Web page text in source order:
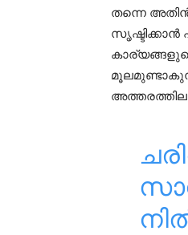
തന്നെ
സൃഷ്ടിക്കാൻ